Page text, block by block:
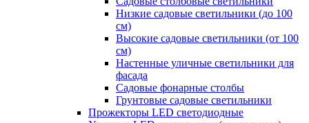
Низкие садовые светильники (до 100
см)
Высокие садовые светильники (от 100
см)
Настенные уличные светильники для
фасада
Садовые фонарные столбы
Грунтовые садовые светильники
Прожекторы LED светодиодные